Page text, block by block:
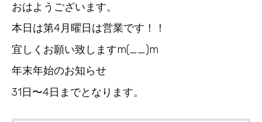
おはようございます。
本日は第4月曜日は営業です！！
宜しくお願い致しますm(__)m
年末年始のお知らせ
31日〜4日までとなります。